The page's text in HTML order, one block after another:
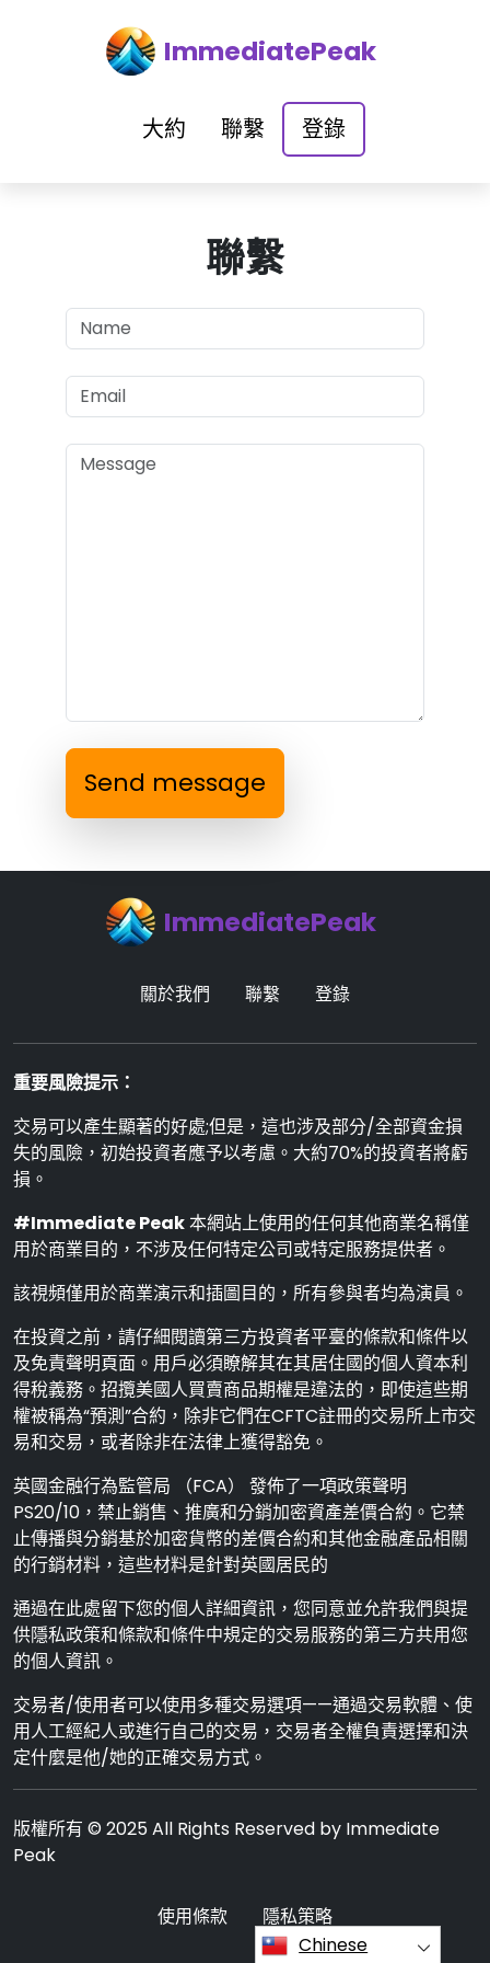
ImmediatePeak
大約 聯繫 登錄
聯繫
Send message
ImmediatePeak
關於我們 聯繫 登錄
重要風險提示：
交易可以產生顯著的好處;但是，這也涉及部分/全部資金損
失的風險，初始投資者應予以考慮。大約70%的投資者將虧
損。
#Immediate Peak本網站上使用的任何其他商業名稱僅
用於商業目的，不涉及任何特定公司或特定服務提供者。
該視頻僅用於商業演示和插圖目的，所有參與者均為演員。
在投資之前，請仔細閱讀第三方投資者平臺的條款和條件以
及免責聲明頁面。用戶必須瞭解其在其居住國的個人資本利
得稅義務。招攬美國人買賣商品期權是違法的，即使這些期
權被稱為“預測”合約，除非它們在CFTC註冊的交易所上市交
易和交易，或者除非在法律上獲得豁免。
英國金融行為監管局 （FCA） 發佈了一項政策聲明
PS20/10，禁止銷售、推廣和分銷加密資產差價合約。它禁
止傳播與分銷基於加密貨幣的差價合約和其他金融產品相關
的行銷材料，這些材料是針對英國居民的
通過在此處留下您的個人詳細資訊，您同意並允許我們與提
供隱私政策和條款和條件中規定的交易服務的第三方共用您
的個人資訊。
交易者/使用者可以使用多種交易選項——通過交易軟體、使
用人工經紀人或進行自己的交易，交易者全權負責選擇和決
定什麼是他/她的正確交易方式。
版權所有 © 2025 All Rights Reserved by Immediate
Peak
使用條款
隱私策略
Chinese